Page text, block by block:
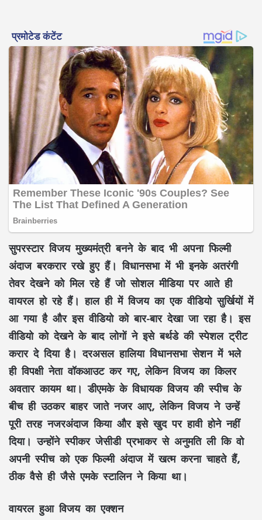
सुपरस्टार विजय मुख्यमंत्री बनने के बाद भी अपना फिल्मी
अंदाज बरकरार रखे हुए हैं। विधानसभा में भी इनके अतरंगी
तेवर देखने को मिल रहे हैं जो सोशल मीडिया पर आते ही
वायरल हो रहे हैं। हाल ही में विजय का एक वीडियो सुर्खियों में
आ गया है और इस वीडियो को बार-बार देखा जा रहा है। इस
वीडियो को देखने के बाद लोगों ने इसे बर्थडे की स्पेशल ट्रीट
करार दे दिया है। दरअसल हालिया विधानसभा सेशन में भले
ही विपक्षी नेता वॉकआउट कर गए, लेकिन विजय का किलर
अवतार कायम था। डीएमके के विधायक विजय की स्पीच के
बीच ही उठकर बाहर जाते नजर आए, लेकिन विजय ने उन्हें
पूरी तरह नजरअंदाज किया और इसे खुद पर हावी होने नहीं
दिया। उन्होंने स्पीकर जेसीडी प्रभाकर से अनुमति ली कि वो
अपनी स्पीच को एक फिल्मी अंदाज में खत्म करना चाहते हैं,
ठीक वैसे ही जैसे एमके स्टालिन ने किया था।
वायरल हुआ विजय का एक्शन